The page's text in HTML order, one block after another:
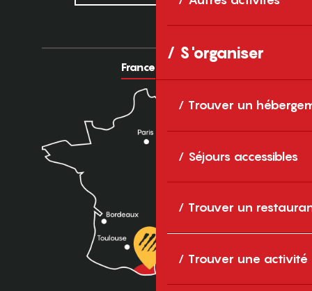
S'organiser
Trouver un
Séjours accessibles
Trouver un
Trouver une activité
France